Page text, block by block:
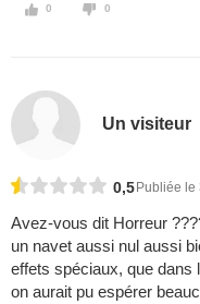
0 0
Un visiteur
0,5 Publiée le
Avez-vous dit Horreur
un navet aussi nul aussi
effets spéciaux, que dans
on aurait pu espérer